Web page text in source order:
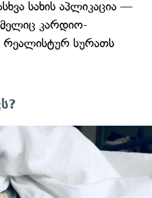
სახის აპლიკაცია —
კარდიო-
სურათს